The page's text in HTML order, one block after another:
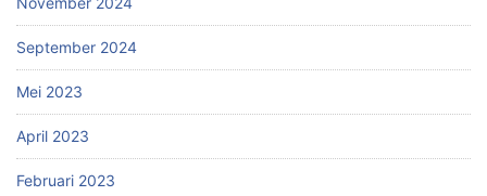
September 2024
Mei 2023
April 2023
Februari 2023